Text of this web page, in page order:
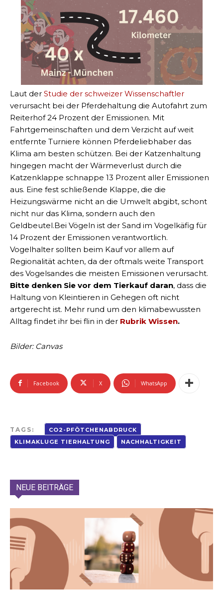
Laut der Studie der schweizer Wissenschaftler
verursacht bei der Pferdehaltung die Autofahrt zum
Reiterhof 24 Prozent der Emissionen. Mit
Fahrtgemeinschaften und dem Verzicht auf weit
entfernte Turniere können Pferdeliebhaber das
Klima am besten schützen. Bei der Katzenhaltung
hingegen macht der Wärmeverlust durch die
Katzenklappe schnappe 13 Prozent aller Emissionen
aus. Eine fest schließende Klappe, die die
Heizungswärme nicht an die Umwelt abgibt, schont
nicht nur das Klima, sondern auch den
Geldbeutel.Bei Vögeln ist der Sand im Vogelkäfig für
14 Prozent der Emissionen verantwortlich.
Vogelhalter sollten beim Kauf vor allem auf
Regionalität achten, da der oftmals weite Transport
des Vogelsandes die meisten Emissionen verursacht.
Bitte denken Sie vor dem Tierkauf daran, dass die
Haltung von Kleintieren in Gehegen oft nicht
artgerecht ist. Mehr rund um den klimabewussten
Alltag findet ihr bei flin in der Rubrik Wissen.
Bilder: Canvas
Facebook X WhatsApp
TAGS:
CO2-PFÖTCHENABDRUCK
KLIMAKLUGE TIERHALTUNG
NACHHALTIGKEIT
NEUE BEITRÄGE